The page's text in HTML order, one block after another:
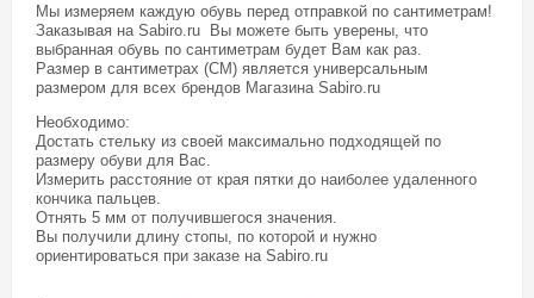
Мы измеряем каждую обувь перед отправкой по сантиметрам!
Заказывая на Sabiro.ru Вы можете быть уверены, что
выбранная обувь по сантиметрам будет Вам как раз.
Размер в сантиметрах (СМ) является универсальным
размером для всех брендов Магазина Sabiro.ru
Необходимо:
Достать стельку из своей максимально подходящей по
размеру обуви для Вас.
Измерить расстояние от края пятки до наиболее удаленного
кончика пальцев.
Отнять 5 мм от получившегося значения.
Вы получили длину стопы, по которой и нужно
ориентироваться при заказе на Sabiro.ru